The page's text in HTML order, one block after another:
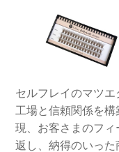
セルフレイのマツ
工場と信頼関係を
現、お客さまのフィ
返し、納得のいった